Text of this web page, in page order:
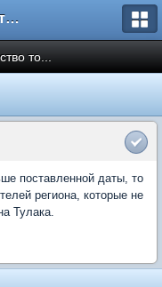
Форум Новостройки
то...
поставленной даты, то
региона, которые не
Тулака.